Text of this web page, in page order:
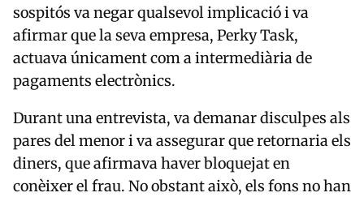
sospitós va negar qualsevol implicació i va
afirmar que la seva empresa, Perky Task,
actuava únicament com a intermediària de
pagaments electrònics.
Durant una entrevista, va demanar disculpes als
pares del menor i va assegurar que retornaria els
diners, que afirmava haver bloquejat en
conèixer el frau. No obstant això, els fons no han